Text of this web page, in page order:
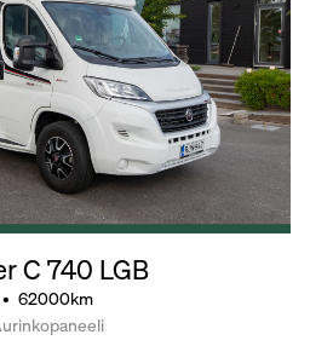
C 740 LGB
• 62000km